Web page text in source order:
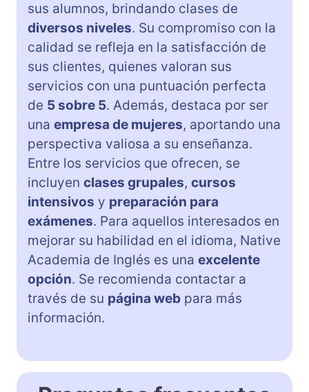
sus alumnos, brindando clases de
diversos niveles. Su compromiso con la
calidad se refleja en la satisfacción de
sus clientes, quienes valoran sus
servicios con una puntuación perfecta
de 5 sobre 5. Además, destaca por ser
una empresa de mujeres, aportando una
perspectiva valiosa a su enseñanza.
Entre los servicios que ofrecen, se
incluyen clases grupales, cursos
intensivos y preparación para
exámenes. Para aquellos interesados en
mejorar su habilidad en el idioma, Native
Academia de Inglés es una excelente
opción. Se recomienda contactar a
través de su página web para más
información.